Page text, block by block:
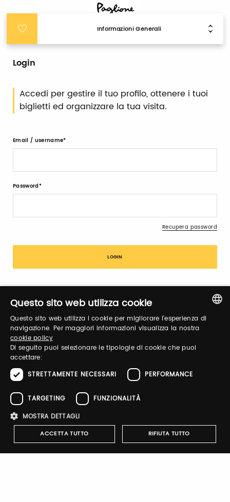
Informazioni Generali
Login
Accedi per gestire il tuo profilo, ottenere i tuoi
biglietti ed organizzare la tua visita.
Email / username
Password
Recupera password
Registrati
Notify-me
Attivando il pulsante riceverai una mail quando il catalogo
dell'espositore verrà pubblicato
ITALIAN
Questo sito web utilizza cookie
Questo sito web utilizza i cookie per migliorare l'esperienza di
navigazione. Per maggiori informazioni visualizza la nostra
cookie policy
Di seguito puoi selezionare le tipologie di cookie che puoi
accettare:
STRETTAMENTE NECESSARI
PERFORMANCE
TARGETING
FUNZIONALITÀ
MOSTRA DETTAGLI
ACCETTA TUTTO RIFIUTA TUTTO